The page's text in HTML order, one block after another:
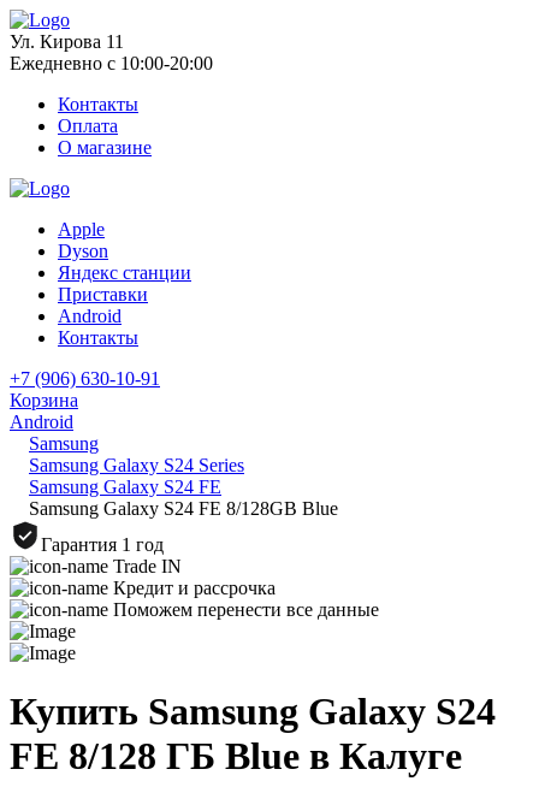
Ул. Кирова 11
Ежедневно с 10:00-20:00
Контакты
Оплата
О магазине
Apple
Dyson
Яндекс станции
Приставки
Android
Контакты
+7 (906) 630-10-91
Корзина
Android
Samsung
Samsung Galaxy S24 Series
Samsung Galaxy S24 FE
Samsung Galaxy S24 FE 8/128GB Blue
Гарантия 1 год
Trade IN
Кредит и рассрочка
Поможем перенести все данные
Купить Samsung Galaxy S24
FE 8/128 ГБ Blue в Калуге